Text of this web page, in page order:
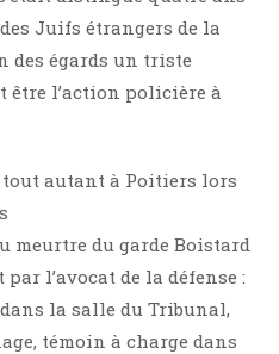
Juifs étrangers de la
des égards un triste
être l’action policière à
autant à Poitiers lors
meurtre du garde Boistard
l’avocat de la défense :
la salle du Tribunal,
témoin à charge dans